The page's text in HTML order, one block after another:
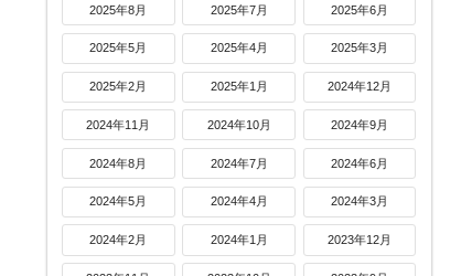
2025年8月 2025年7月 2025年6月
2025年5月 2025年4月 2025年3月
2025年2月 2025年1月 2024年12月
2024年11月 2024年10月 2024年9月
2024年8月 2024年7月 2024年6月
2024年5月 2024年4月 2024年3月
2024年2月 2024年1月 2023年12月